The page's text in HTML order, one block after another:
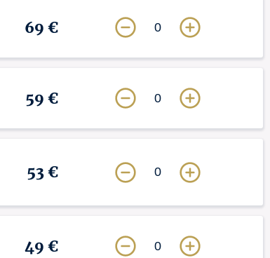
69 € 0
59 € 0
53 € 0
49 € 0